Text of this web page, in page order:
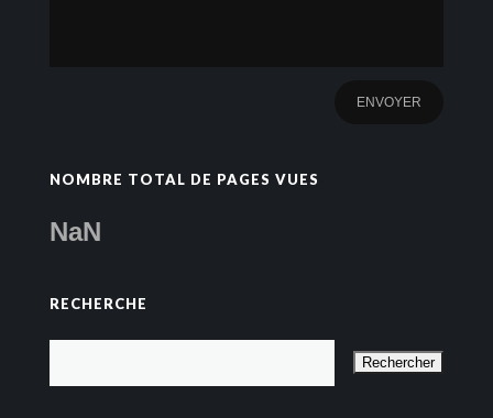
NOMBRE TOTAL DE PAGES VUES
NaN
RECHERCHE